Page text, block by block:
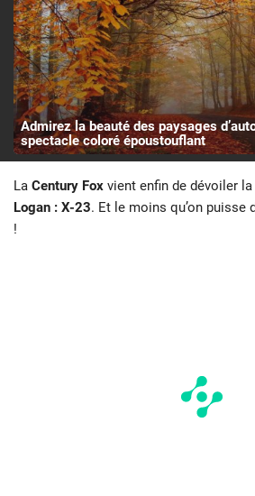
Admirez la beauté des paysages
spectacle coloré époustouflant
La Century Fox vient enfin de dévoiler
Logan : X-23. Et le moins qu’on puisse
!